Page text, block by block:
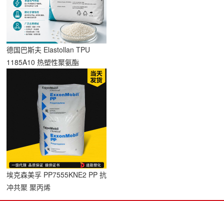
德国巴斯夫 Elastollan TPU
1185A10 热塑性聚氨酯
埃克森美孚 PP7555KNE2 PP 抗
冲共聚 聚丙烯